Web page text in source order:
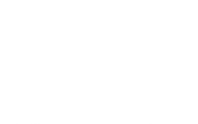
先享後付」後，將跳轉至「AFTEE先享後付」
到繳費通知簡訊。
內，點擊此簡訊中的連結，可透過四大超商／
進行付款，方視為交易完成。
先享後付 」之結帳頁面顯示為準，若有關於
欲退款等相關疑問，請聯繫「AFTEE先享後付
含以上)免運費
含以上)免運費